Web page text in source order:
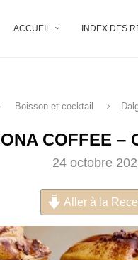
ACCUEIL INDEX DES
Boisson et cocktail
COFFEE –
24 octobre
Aller à la